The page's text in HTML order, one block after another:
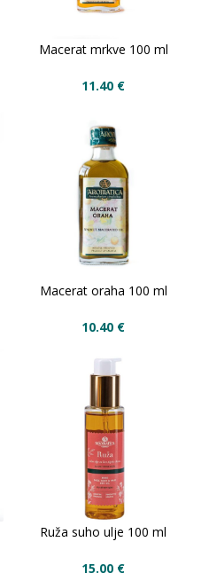
Macerat mrkve 100 ml
11.40 €
Macerat oraha 100 ml
10.40 €
Ruža suho ulje 100 ml
15.00 €